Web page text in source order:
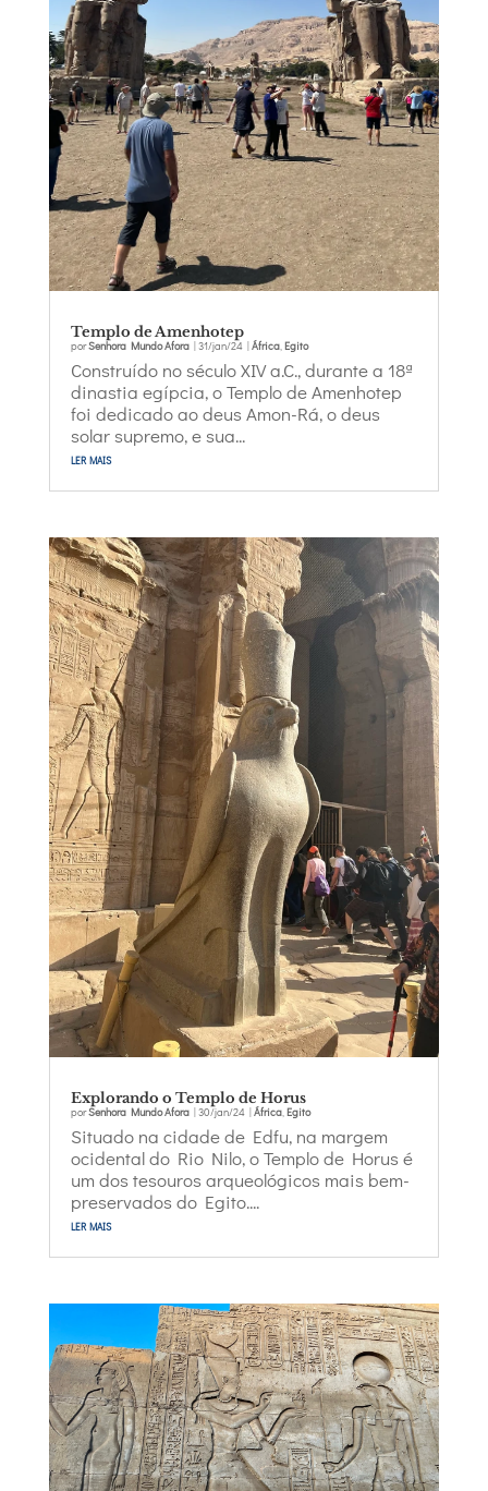
Templo de Amenhotep
porSenhora Mundo Afora| 31/jan/24| África, Egito
Construído no século XIV a.C., durante a 18ª
dinastia egípcia, o Templo de Amenhotep
foi dedicado ao deus Amon-Rá, o deus
solar supremo, e sua...
ler mais
Explorando o Templo de Horus
porSenhora Mundo Afora| 30/jan/24| África, Egito
Situado na cidade de Edfu, na margem
ocidental do Rio Nilo, o Templo de Horus é
um dos tesouros arqueológicos mais bem-
preservados do Egito....
ler mais